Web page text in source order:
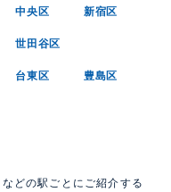
中央区 新宿区
世田谷区
台東区 豊島区
どの駅ごとにご紹介する